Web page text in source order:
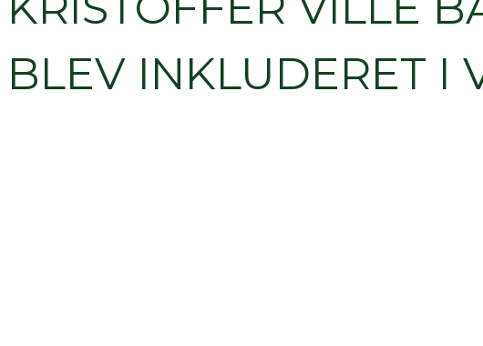
BLEV INKLUDERET I